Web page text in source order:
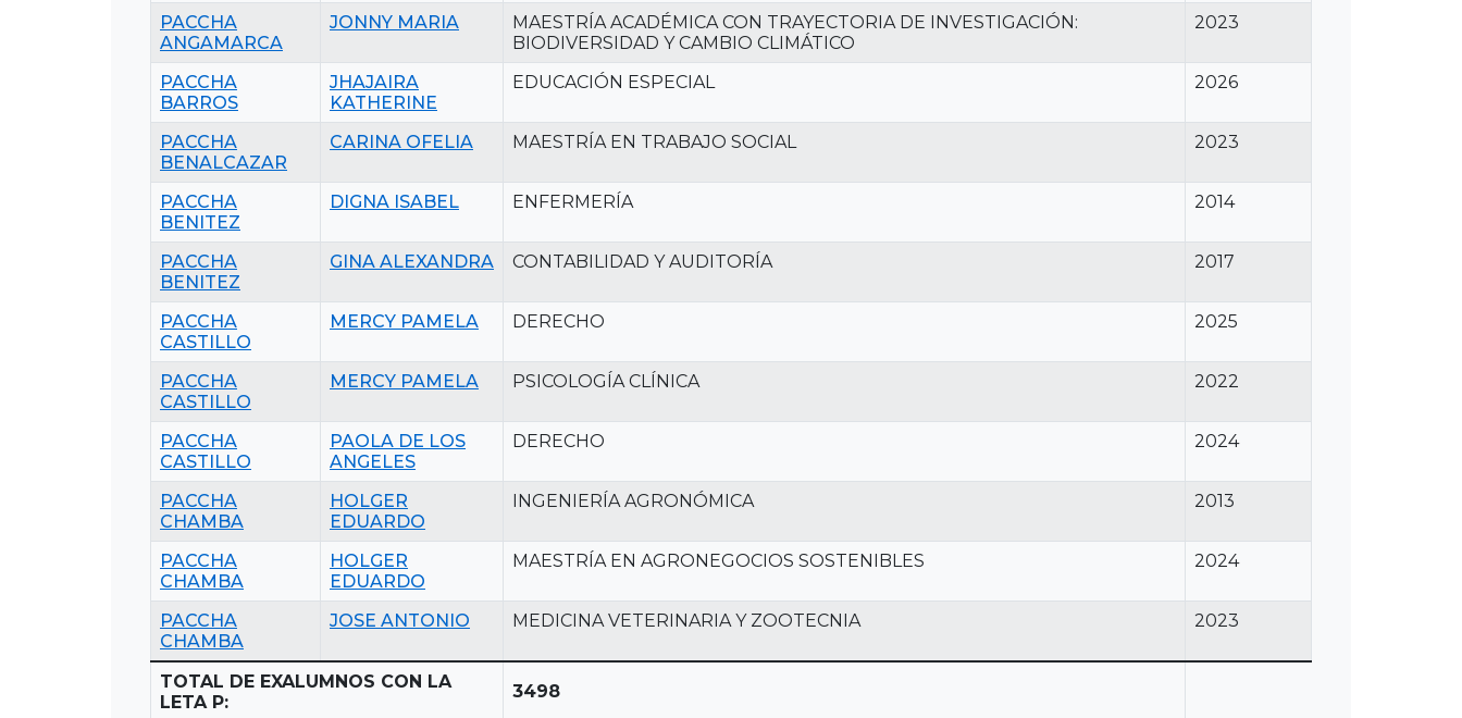
PACCHA
ANGAMARCA
JONNY MARIA
MAESTRÍA ACADÉMICA CON TRAYECTORIA DE INVESTIGACIÓN:
BIODIVERSIDAD Y CAMBIO CLIMÁTICO
2023
PACCHA
BARROS
JHAJAIRA
KATHERINE
EDUCACIÓN ESPECIAL 2026
PACCHA
BENALCAZAR
CARINA OFELIA MAESTRÍA EN TRABAJO SOCIAL 2023
PACCHA
BENITEZ
DIGNA ISABEL ENFERMERÍA 2014
PACCHA
BENITEZ
GINA ALEXANDRA CONTABILIDAD Y AUDITORÍA 2017
PACCHA
CASTILLO
MERCY PAMELA DERECHO 2025
PACCHA
CASTILLO
MERCY PAMELA PSICOLOGÍA CLÍNICA 2022
PACCHA
CASTILLO
PAOLA DE LOS
ANGELES
DERECHO 2024
PACCHA
CHAMBA
HOLGER
EDUARDO
INGENIERÍA AGRONÓMICA 2013
PACCHA
CHAMBA
HOLGER
EDUARDO
MAESTRÍA EN AGRONEGOCIOS SOSTENIBLES 2024
PACCHA
CHAMBA
JOSE ANTONIO MEDICINA VETERINARIA Y ZOOTECNIA 2023
TOTAL DE EXALUMNOS CON LA
LETA P:
3498